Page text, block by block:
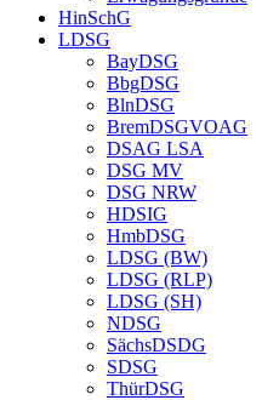
HinSchG
LDSG
BayDSG
BbgDSG
BlnDSG
BremDSGVOAG
DSAG LSA
DSG MV
DSG NRW
HDSIG
HmbDSG
LDSG (BW)
LDSG (RLP)
LDSG (SH)
NDSG
SächsDSDG
SDSG
ThürDSG